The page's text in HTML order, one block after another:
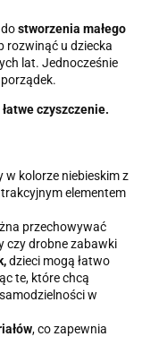
stworzenia małego
rozwinąć u dziecka
lat. Jednocześnie
łatwe czyszczenie.
w kolorze niebieskim z
elementem
przechowywać
czy drobne zabawki
dzieci mogą łatwo
te, które chcą
w
, co zapewnia